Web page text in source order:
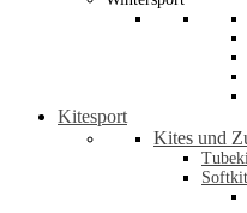
Kitesport
Kites und